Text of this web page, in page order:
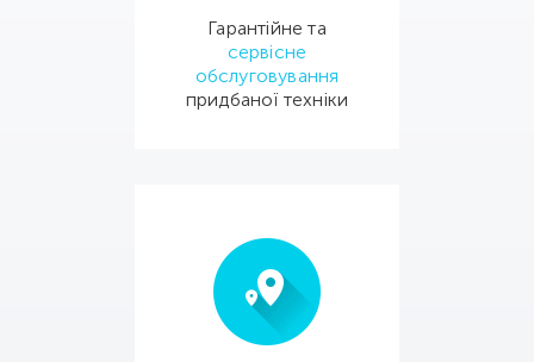
Гарантійне та
сервісне
обслуговування
придбаної техніки